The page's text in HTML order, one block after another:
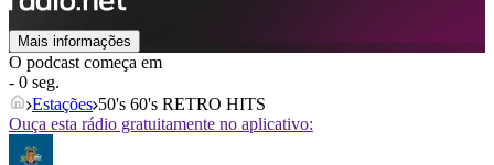
Mais informações
O podcast começa em
- 0 seg.
Estações 50's 60's RETRO HITS
Ouça esta rádio gratuitamente no aplicativo: